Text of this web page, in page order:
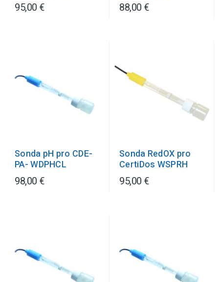
95,00 € 88,00 €
Sonda pH pro CDE-
PA- WDPHCL
98,00 €
Sonda RedOX pro
CertiDos WSPRH
95,00 €